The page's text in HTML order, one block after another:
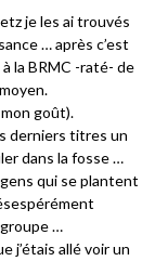
je les ai trouvés
… après c’est
à la BRMC -raté- de
goût).
derniers titres un
dans la fosse …
gens qui se plantent
…
j’étais allé voir un